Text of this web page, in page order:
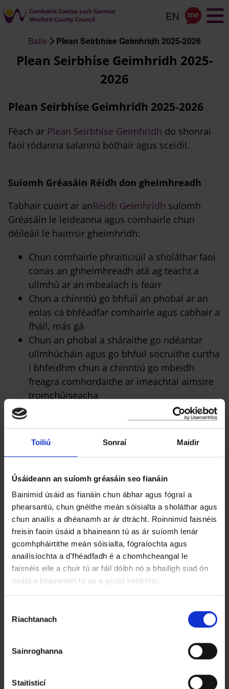
Toiliú Sonraí Maidir
Úsáideann an suíomh gréasáin seo fianáin
Bainimid úsáid as fianáin chun ábhar agus fógraí a
phearsantú, chun gnéithe meán sóisialta a sholáthar agus
chun anailís a dhéanamh ar ár dtrácht. Roinnimid faisnéis
freisin faoin úsáid a bhaineann tú as ár suíomh lenár
gcomhpháirtithe meán sóisialta, fógraíochta agus
anailísíochta a d'fhéadfadh é a chomhcheangal le
faisnéis eile a chuir tú ar fáil dóibh nó a bhailigh siad ón
úsáid a bhaineann tú as a gcuid seirbhísí.
Riachtanach
Sainroghanna
Staitisticí
an
príomhábhar
arán
Baile Plean Seirbhíse Geimhridh 2025-2026
Plean Seirbhíse Geimhridh 2025-
2026
Plean Seirbhíse Geimhridh 2025-2026
Féach ar Plean Seirbhíse Geimhridh do shonraí
faoi ródanna salannú bóthair agus sceidil.
Suíomh Gréasáin Réidh don gheimhreadh
Tabhair cuairt ar anRéidh Geimhridh suíomh
Gréasáin le leideanna agus comhairle chun
déileáil le haimsir gheimhridh:
Chun comhairle phraiticiúil a sholáthar faoi
conas an ghheimhreadh atá ag teacht a
ullmhú ar an mbealach is fearr
Chun a chinntiú go bhfuil an phobal ar an
eolas cá bhféadfar comhairle agus cabhair a
fháil, más gá
Chun an phobal a sháraithe go ndéantar
ullmhúcháin agus go bhfuil socruithe curtha
i bhfeidhm chun a chinntiú go mbeidh
freagra comhordaithe ar imeachtaí aimsire
tromchúiseacha
MapAlerter - Seirbhís Foláirimh Áitiúil
Liostáil le MapAlerter chun téacs nó foláirimh
ríomhphoist áitiúla a fháil faoi ábhair ar leith
mar oibreacha bóthair, gearrthóga uisce agus
cásanna éigeandála mar thochlú tromchúiseach
nó aimsir.
Cláraigh le MapAlerter ar líne